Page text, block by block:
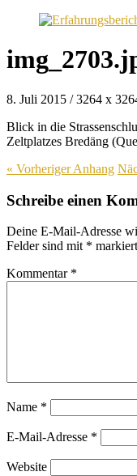
8. Juli 2015 /3264 x
Blick in die
Zeltplatzes Bredäng
« VorherigerAnhang
Schreibe einen
Deine E-Mail-Adresse
Felder sind mit * markiert
Kommentar *
Name *
E-Mail-Adresse *
Website